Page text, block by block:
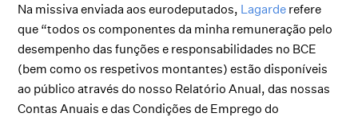
Na missiva enviada aos eurodeputados, Lagarde refere
que “todos os componentes da minha remuneração pelo
desempenho das funções e responsabilidades no BCE
(bem como os respetivos montantes) estão disponíveis
ao público através do nosso Relatório Anual, das nossas
Contas Anuais e das Condições de Emprego do